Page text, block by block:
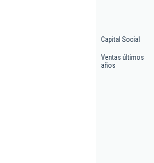
Capital Social
Ventas últimos
años